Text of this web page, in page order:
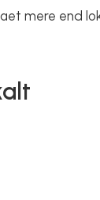
mere end